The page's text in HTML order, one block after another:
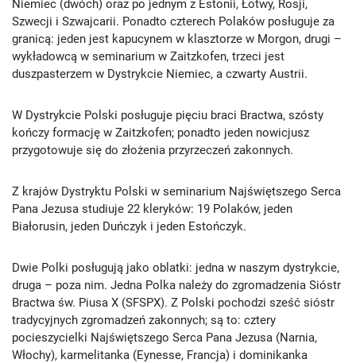
Niemiec (dwóch) oraz po jednym z Estonii, Łotwy, Rosji,
Szwecji i Szwajcarii. Ponadto czterech Polaków posługuje za
granicą: jeden jest kapucynem w klasztorze w Morgon, drugi –
wykładowcą w seminarium w Zaitzkofen, trzeci jest
duszpasterzem w Dystrykcie Niemiec, a czwarty Austrii.
W Dystrykcie Polski posługuje pięciu braci Bractwa, szósty
kończy formację w Zaitzkofen; ponadto jeden nowicjusz
przygotowuje się do złożenia przyrzeczeń zakonnych.
Z krajów Dystryktu Polski w seminarium Najświętszego Serca
Pana Jezusa studiuje 22 kleryków: 19 Polaków, jeden
Białorusin, jeden Duńczyk i jeden Estończyk.
Dwie Polki posługują jako oblatki: jedna w naszym dystrykcie,
druga – poza nim. Jedna Polka należy do zgromadzenia Sióstr
Bractwa św. Piusa X (SFSPX). Z Polski pochodzi sześć sióstr
tradycyjnych zgromadzeń zakonnych; są to: cztery
pocieszycielki Najświętszego Serca Pana Jezusa (Narnia,
Włochy), karmelitanka (Eynesse, Francja) i dominikanka